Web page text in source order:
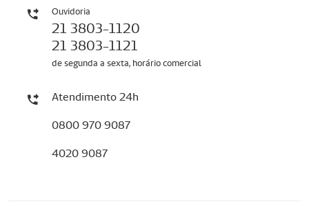
Ouvidoria
21 3803-1120
21 3803-1121
de segunda a sexta, horário comercial
Atendimento 24h
0800 970 9087
4020 9087